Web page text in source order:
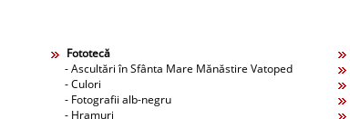
Fototecă
- Ascultări în Sfânta Mare Mănăstire Vatoped
- Culori
- Fotografii alb-negru
- Hramuri